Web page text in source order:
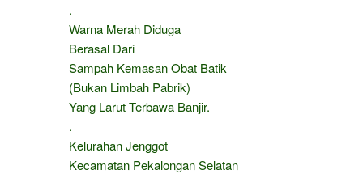
.
Warna Merah Diduga
Berasal Dari
Sampah Kemasan Obat Batik
(Bukan Limbah Pabrik)
Yang Larut Terbawa Banjir.
.
Kelurahan Jenggot
Kecamatan Pekalongan Selatan